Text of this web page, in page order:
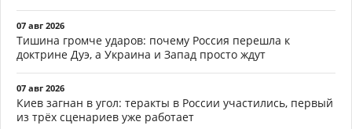
07 авг 2026
Тишина громче ударов: почему Россия перешла к
доктрине Дуэ, а Украина и Запад просто ждут
07 авг 2026
Киев загнан в угол: теракты в России участились, первый
из трёх сценариев уже работает